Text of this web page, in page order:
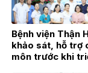
Bệnh viện Thận
khảo sát, hỗ trợ
môn trước khi